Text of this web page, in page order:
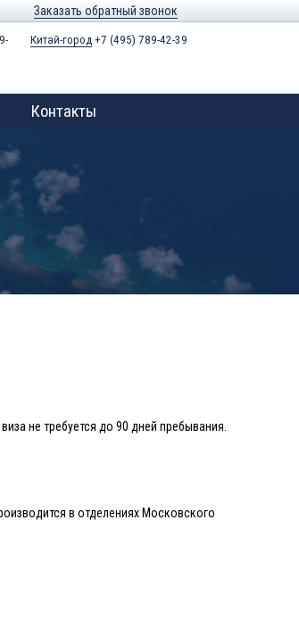
Заказать обратный звонок
Китай-город+7 (495) 789-42-39
Контакты
не требуется до 90 дней пребывания.
в отделениях Московского